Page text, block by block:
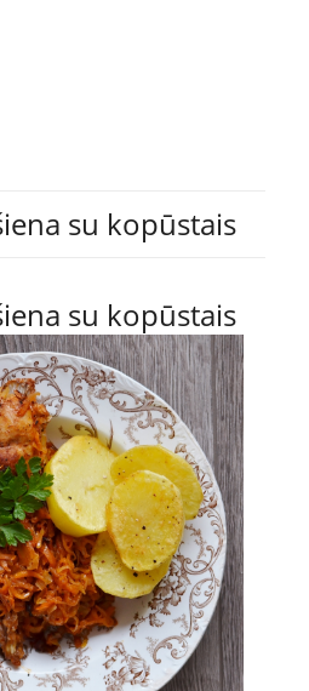
su kopūstais
su kopūstais